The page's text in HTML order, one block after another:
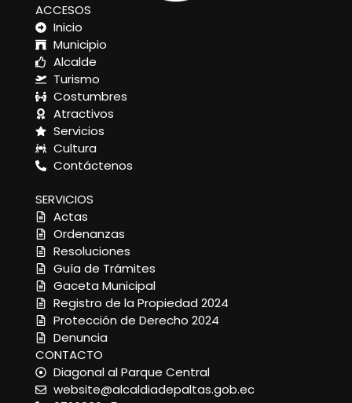
ACCESOS
Inicio
Municipio
Alcalde
Turismo
Costumbres
Atractivos
Servicios
Cultura
Contáctenos
SERVICIOS
Actas
Ordenanzas
Resoluciones
Guía de Trámites
Gaceta Municipal
Registro de la Propiedad 2024
Protección de Derecho 2024
Denuncia
CONTACTO
Diagonal al Parque Central
website@alcaldiadepaltas.gob.ec